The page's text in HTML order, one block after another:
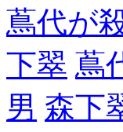
蔦代が
下翠 蔦
男 森下